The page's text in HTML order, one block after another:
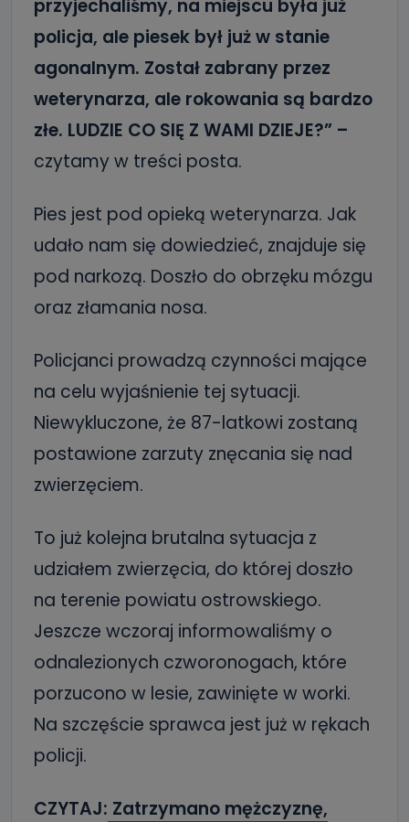
przyjechaliśmy, na miejscu była już
policja, ale piesek był już w stanie
agonalnym. Został zabrany przez
weterynarza, ale rokowania są bardzo
złe. LUDZIE CO SIĘ Z WAMI DZIEJE?” –
czytamy w treści posta.
Pies jest pod opieką weterynarza. Jak
udało nam się dowiedzieć, znajduje się
pod narkozą. Doszło do obrzęku mózgu
oraz złamania nosa.
Policjanci prowadzą czynności mające
na celu wyjaśnienie tej sytuacji.
Niewykluczone, że 87-latkowi zostaną
postawione zarzuty znęcania się nad
zwierzęciem.
To już kolejna brutalna sytuacja z
udziałem zwierzęcia, do której doszło
na terenie powiatu ostrowskiego.
Jeszcze wczoraj informowaliśmy o
odnalezionych czworonogach, które
porzucono w lesie, zawinięte w worki.
Na szczęście sprawca jest już w rękach
policji.
CZYTAJ: Zatrzymano mężczyznę,